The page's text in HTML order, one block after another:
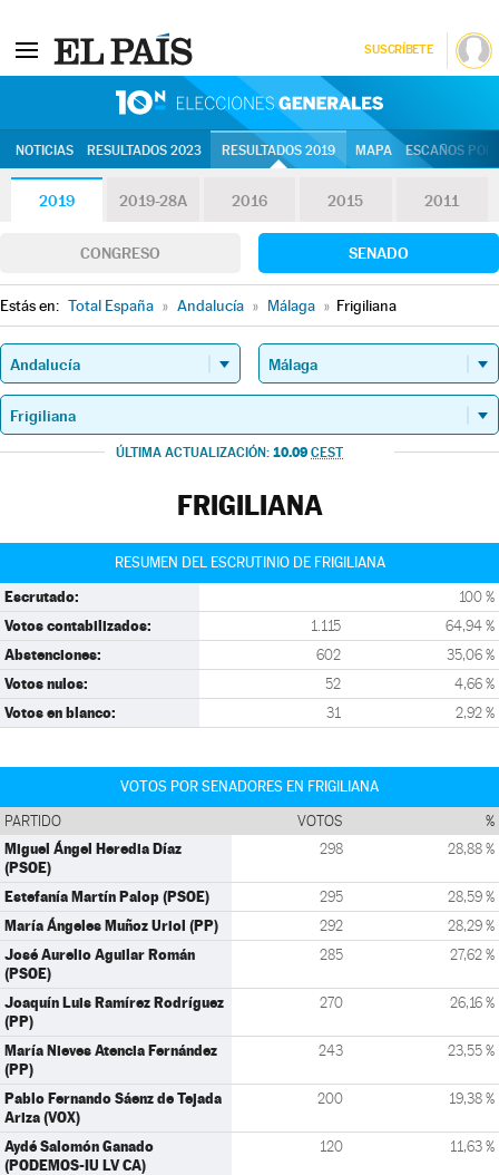
SUSCRÍBETE
NOTICIAS RESULTADOS 2023 RESULTADOS 2019 MAPA ESCAÑOS
2019 2019-28A 2016 2015 2011
CONGRESO SENADO
Estás en: Total España » Andalucía » Málaga » Frigiliana
ÚLTIMA ACTUALIZACIÓN: 10.09 CEST
FRIGILIANA
RESUMEN DEL ESCRUTINIO DE FRIGILIANA
Escrutado: 100 %
Votos contabilizados: 1.115 64,94 %
Abstenciones: 602 35,06 %
Votos nulos: 52 4,66 %
Votos en blanco: 31 2,92 %
VOTOS POR SENADORES EN FRIGILIANA
PARTIDO VOTOS %
Miguel Ángel Heredia Díaz
(PSOE)
298 28,88 %
Estefanía Martín Palop (PSOE) 295 28,59 %
María Ángeles Muñoz Uriol (PP) 292 28,29 %
José Aurelio Aguilar Román
(PSOE)
285 27,62 %
Joaquín Luis Ramírez Rodríguez
(PP)
270 26,16 %
María Nieves Atencia Fernández
(PP)
243 23,55 %
Pablo Fernando Sáenz de Tejada
Ariza (VOX)
200 19,38 %
Aydé Salomón Ganado
(PODEMOS-IU LV CA)
120 11,63 %